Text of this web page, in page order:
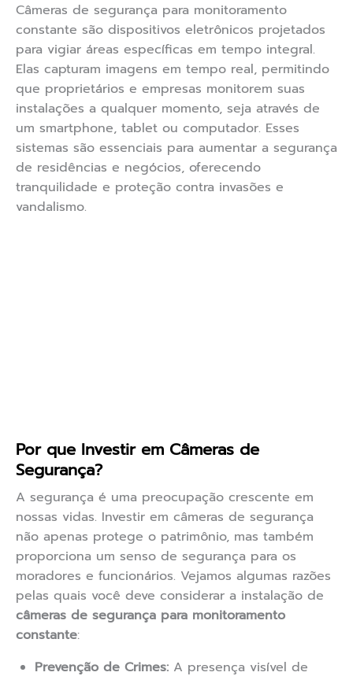
Câmeras de segurança para monitoramento
constante são dispositivos eletrônicos projetados
para vigiar áreas específicas em tempo integral.
Elas capturam imagens em tempo real, permitindo
que proprietários e empresas monitorem suas
instalações a qualquer momento, seja através de
um smartphone, tablet ou computador. Esses
sistemas são essenciais para aumentar a segurança
de residências e negócios, oferecendo
tranquilidade e proteção contra invasões e
vandalismo.
Por que Investir em Câmeras de
Segurança?
A segurança é uma preocupação crescente em
nossas vidas. Investir em câmeras de segurança
não apenas protege o patrimônio, mas também
proporciona um senso de segurança para os
moradores e funcionários. Vejamos algumas razões
pelas quais você deve considerar a instalação de
câmeras de segurança para monitoramento
constante:
Prevenção de Crimes: A presença visível de